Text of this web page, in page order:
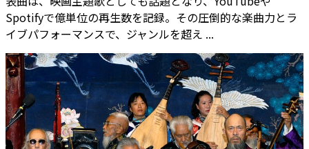
Spotifyで億単位の再生数を記録。その圧倒的な楽曲力とラ
イブパフォーマンスで、ジャンルを超え ...